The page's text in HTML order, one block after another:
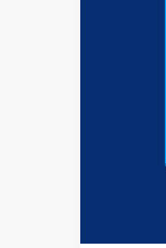
企业